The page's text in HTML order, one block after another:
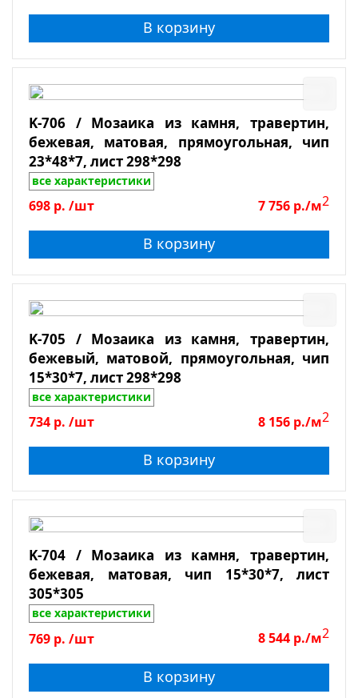
В корзину
K-706 / Мозаика из камня, травертин,
бежевая, матовая, прямоугольная, чип
23*48*7, лист 298*298
все характеристики
698 р. /шт 7 756 р./м2
В корзину
K-705 / Мозаика из камня, травертин,
бежевый, матовой, прямоугольная, чип
15*30*7, лист 298*298
все характеристики
734 р. /шт 8 156 р./м2
В корзину
K-704 / Мозаика из камня, травертин,
бежевая, матовая, чип 15*30*7, лист
305*305
все характеристики
769 р. /шт 8 544 р./м2
В корзину